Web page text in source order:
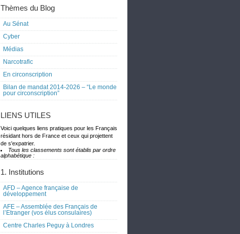
Thèmes du Blog
Au Sénat
Cyber
Médias
Narcotrafic
En circonscription
Bilan de mandat 2014-2026 – “Le monde
pour circonscription”
LIENS UTILES
Voici quelques liens pratiques pour les Français
résidant hors de France et ceux qui projettent
de s'expatrier.
Tous les classements sont établis par ordre
alphabétique :
1. Institutions
AFD – Agence française de
développement
AFE – Assemblée des Français de
l’Etranger (vos élus consulaires)
Centre Charles Peguy à Londres